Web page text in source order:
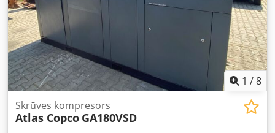
1 /8
Skrūves kompresors
Atlas Copco GA180VSD